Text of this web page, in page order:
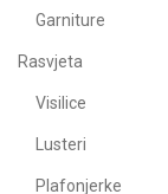
Garniture
Rasvjeta
Visilice
Lusteri
Plafonjerke